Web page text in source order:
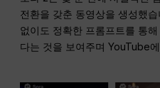
전환을 갖춘 동영상을 생성했
없이도 정확한 프롬프트를 통
다는 것을 보여주며 YouTube